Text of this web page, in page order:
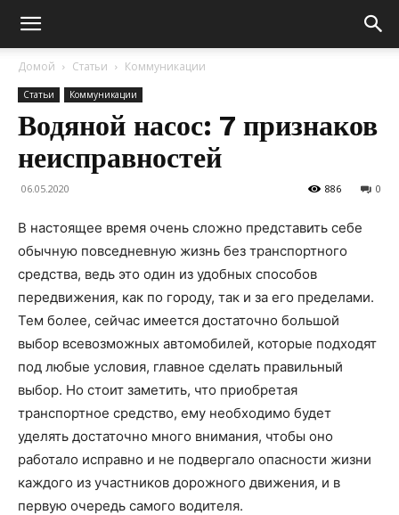
Домой Статьи Коммуникации
Статьи Коммуникации
Водяной насос: 7 признаков
неисправностей
06.05.2020 0
886
В настоящее время очень сложно представить себе
обычную повседневную жизнь без транспортного
средства, ведь это один из удобных способов
передвижения, как по городу, так и за его пределами.
Тем более, сейчас имеется достаточно большой
выбор всевозможных автомобилей, которые подходят
под любые условия, главное сделать правильный
выбор. Но стоит заметить, что приобретая
транспортное средство, ему необходимо будет
уделять достаточно много внимания, чтобы оно
работало исправно и не подвергало опасности жизни
каждого из участников дорожного движения, и в
первую очередь самого водителя.